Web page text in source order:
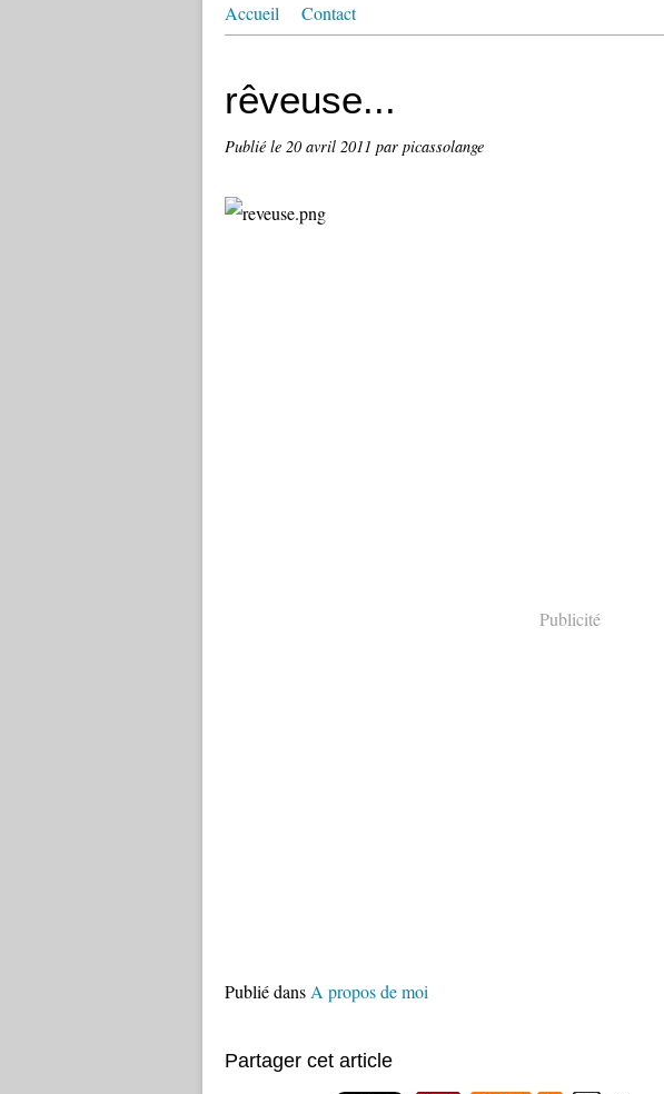
Accueil Contact
rêveuse...
Publié le 20 avril 2011 par picassolange
Publicité
Publié dans A propos de moi
Partager cet article